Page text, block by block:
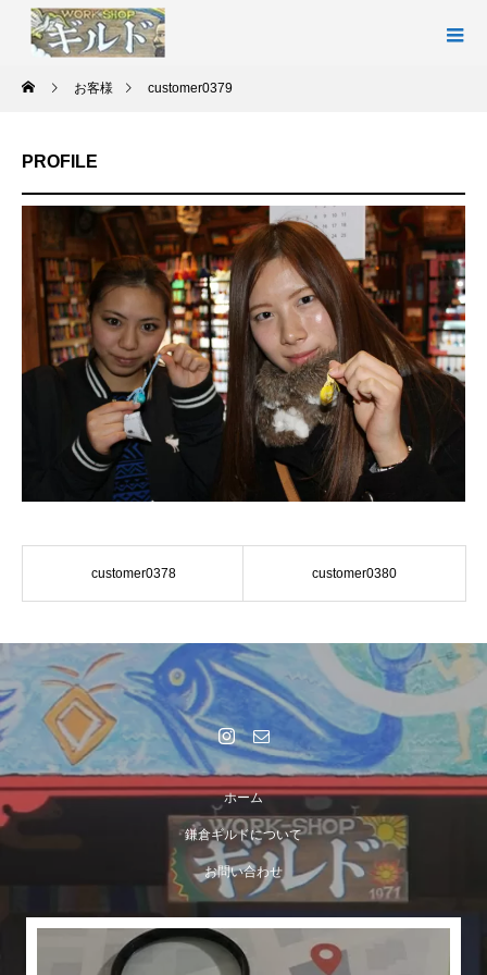
お客様 customer0379
PROFILE
customer0378 customer0380
ホーム
鎌倉ギルドについて
お問い合わせ